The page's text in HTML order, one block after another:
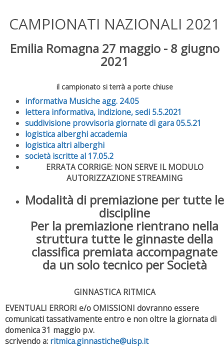
CAMPIONATI NAZIONALI 2021
Emilia Romagna 27 maggio - 8 giugno
2021
il campionato si terrà a porte chiuse
informativa Musiche agg. 24.05
lettera informativa, indizione, sedi 5.5.2021
suddivisione provvisoria giornate di gara 05.5.21
logistica alberghi accademia
logistica altri alberghi
società iscritte al 17.05.2
ERRATA CORRIGE: NON SERVE IL MODULO
AUTORIZZAZIONE STREAMING
Modalità di premiazione per tutte le
discipline
Per la premiazione rientrano nella
struttura tutte le ginnaste della
classifica premiata accompagnate
da un solo tecnico per Società
GINNASTICA RITMICA
EVENTUALI ERRORI e/o OMISSIONI dovranno essere
comunicati tassativamente entro e non oltre la giornata di
domenica 31 maggio p.v.
scrivendo a: ritmica.ginnastiche@uisp.it